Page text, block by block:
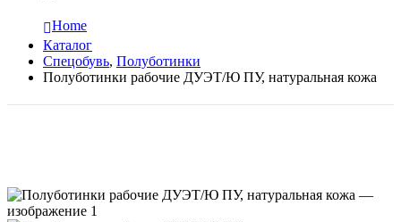
Home
Каталог
Спецобувь, Полуботинки
Полуботинки рабочие ДУЭТ/Ю ПУ, натуральная кожа